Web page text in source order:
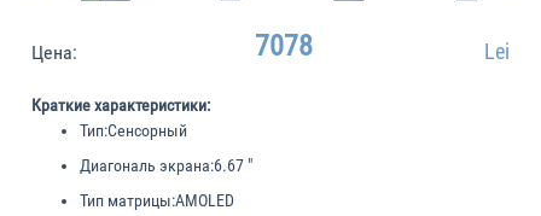
Цена: 7078 Lei
Краткие характеристики:
Тип:Сенсорный
Диагональ экрана:6.67 "
Тип матрицы:AMOLED